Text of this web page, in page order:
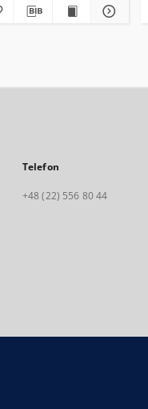
Telefon
+48 (22) 556 80 44